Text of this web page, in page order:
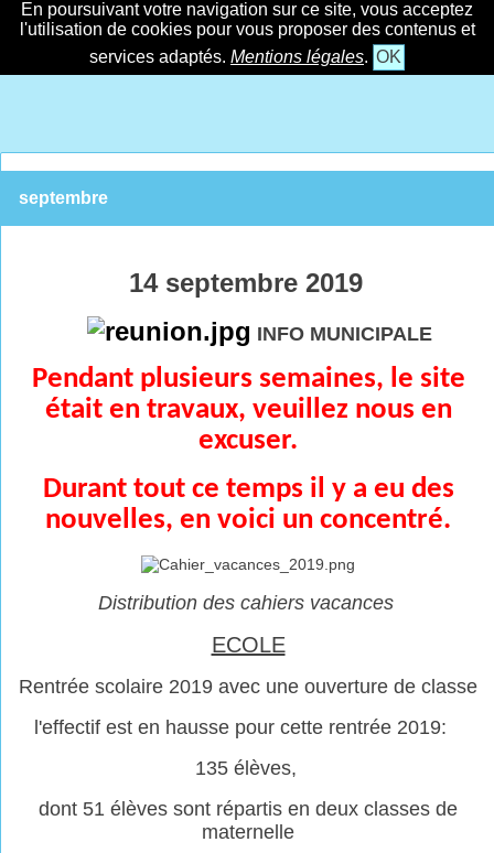
En poursuivant votre navigation sur ce site, vous acceptez
l'utilisation de cookies pour vous proposer des contenus et
services adaptés. Mentions légales. OK
septembre
14 septembre 2019
INFO MUNICIPALE
Pendant plusieurs semaines, le site
était en travaux, veuillez nous en
excuser.
Durant tout ce temps il y a eu des
nouvelles, en voici un concentré.
Distribution des cahiers vacances
ECOLE
Rentrée scolaire 2019 avec une ouverture de classe
l'effectif est en hausse pour cette rentrée 2019:
135 élèves,
dont 51 élèves sont répartis en deux classes de
maternelle